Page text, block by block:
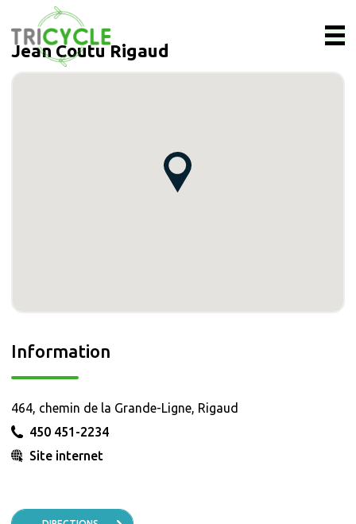
Jean Coutu Rigaud
Information
464, chemin de la Grande-Ligne, Rigaud
450 451-2234
Site internet